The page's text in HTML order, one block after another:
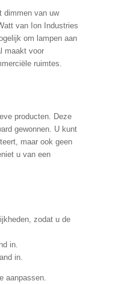
dimmen van uw
van Ion Industries
om lampen aan
maakt voor
ruimtes.
producten. Deze
gewonnen. U kunt
maar ook geen
u van een
zodat u de
in.
in.
aanpassen.